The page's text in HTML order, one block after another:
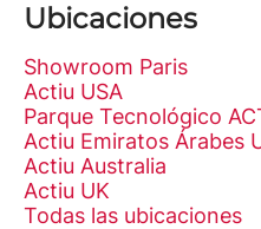
Ubicaciones
Showroom Paris
Actiu USA
Parque Tecnológico
Actiu Emiratos Árabes
Actiu Australia
Actiu UK
Todas las ubicaciones